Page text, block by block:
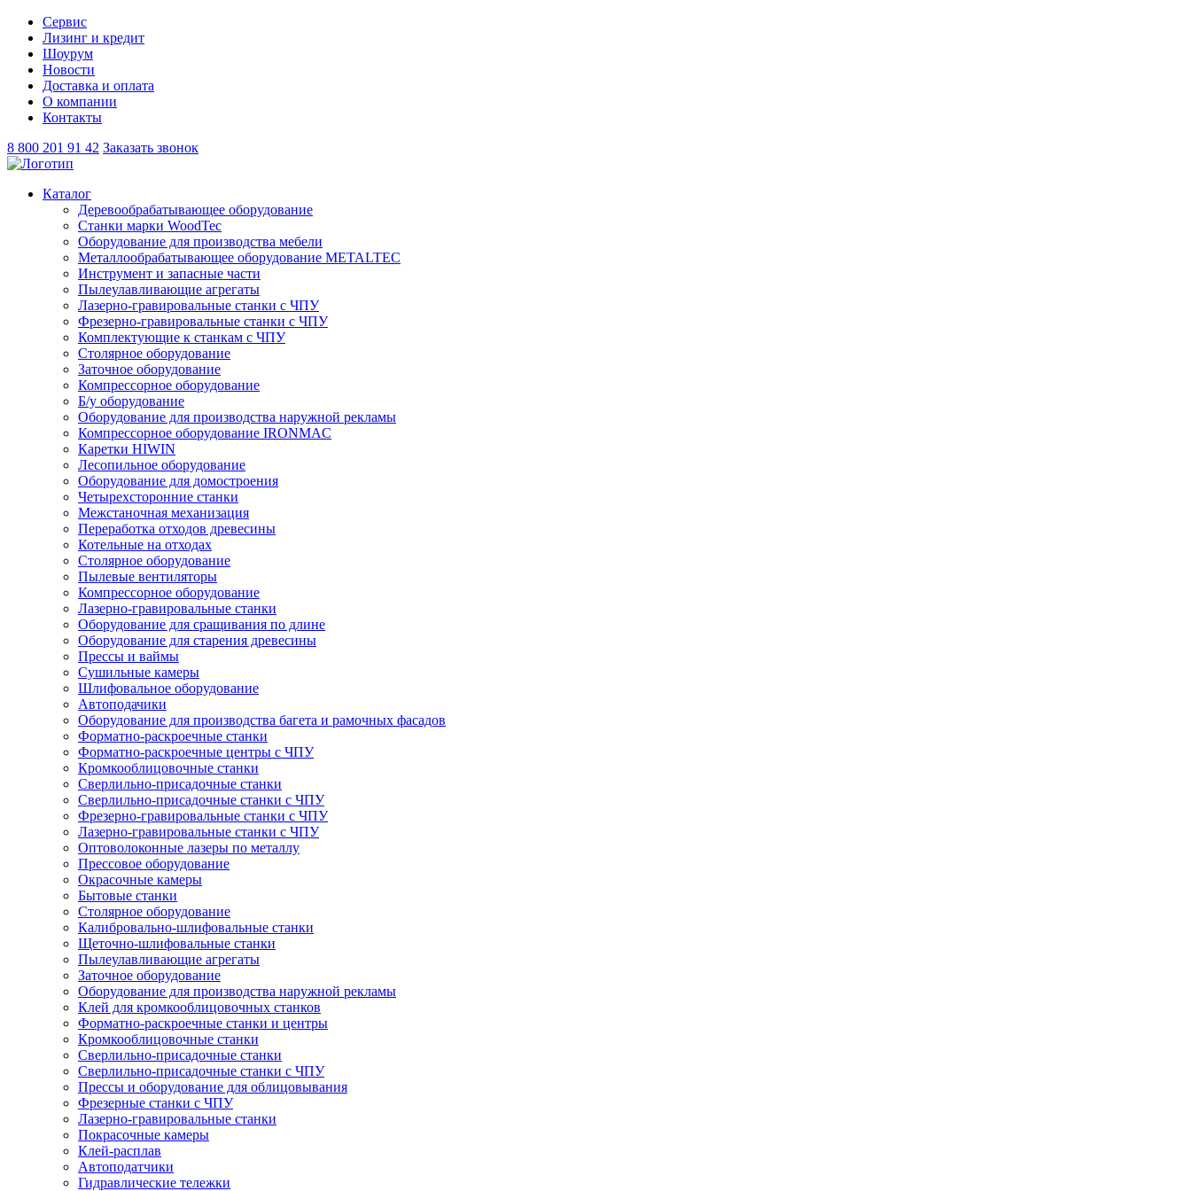
Сервис
Лизинг и кредит
Шоурум
Новости
Доставка и оплата
О компании
Контакты
8 800 201 91 42 Заказать звонок
Каталог
Деревообрабатывающее оборудование
Станки марки WoodTec
Оборудование для производства мебели
Металлообрабатывающее оборудование METALTEC
Инструмент и запасные части
Пылеулавливающие агрегаты
Лазерно-гравировальные станки с ЧПУ
Фрезерно-гравировальные станки с ЧПУ
Комплектующие к станкам с ЧПУ
Столярное оборудование
Заточное оборудование
Компрессорное оборудование
Б/у оборудование
Оборудование для производства наружной рекламы
Компрессорное оборудование IRONMAC
Каретки HIWIN
Лесопильное оборудование
Оборудование для домостроения
Четырехсторонние станки
Межстаночная механизация
Переработка отходов древесины
Котельные на отходах
Столярное оборудование
Пылевые вентиляторы
Компрессорное оборудование
Лазерно-гравировальные станки
Оборудование для сращивания по длине
Оборудование для старения древесины
Прессы и ваймы
Сушильные камеры
Шлифовальное оборудование
Автоподачики
Оборудование для производства багета и рамочных фасадов
Форматно-раскроечные станки
Форматно-раскроечные центры с ЧПУ
Кромкооблицовочные станки
Сверлильно-присадочные станки
Сверлильно-присадочные станки с ЧПУ
Фрезерно-гравировальные станки с ЧПУ
Лазерно-гравировальные станки с ЧПУ
Оптоволоконные лазеры по металлу
Прессовое оборудование
Окрасочные камеры
Бытовые станки
Столярное оборудование
Калибровально-шлифовальные станки
Щеточно-шлифовальные станки
Пылеулавливающие агрегаты
Заточное оборудование
Оборудование для производства наружной рекламы
Клей для кромкооблицовочных станков
Форматно-раскроечные станки и центры
Кромкооблицовочные станки
Сверлильно-присадочные станки
Сверлильно-присадочные станки с ЧПУ
Прессы и оборудование для облицовывания
Фрезерные станки с ЧПУ
Лазерно-гравировальные станки
Покрасочные камеры
Клей-расплав
Автоподатчики
Гидравлические тележки